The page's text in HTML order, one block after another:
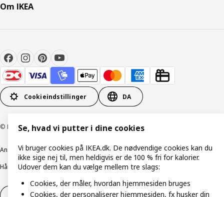
Om IKEA
Cookieindstillinger DA
© Inter IKEA Systems B.V. 1999-2026
Ansvarlig rapporteringCookiepolitikDigital tilgængelighed
Håndtering af persondataSalgs- og leveringsbetingelser
Se, hvad vi putter i dine cookies
Vi bruger cookies på IKEA.dk. De nødvendige cookies kan du
ikke sige nej til, men heldigvis er de 100 % fri for kalorier.
Udover dem kan du vælge mellem tre slags:
Cookies, der måler, hvordan hjemmesiden bruges
Cookies, der personaliserer hjemmesiden, fx husker din